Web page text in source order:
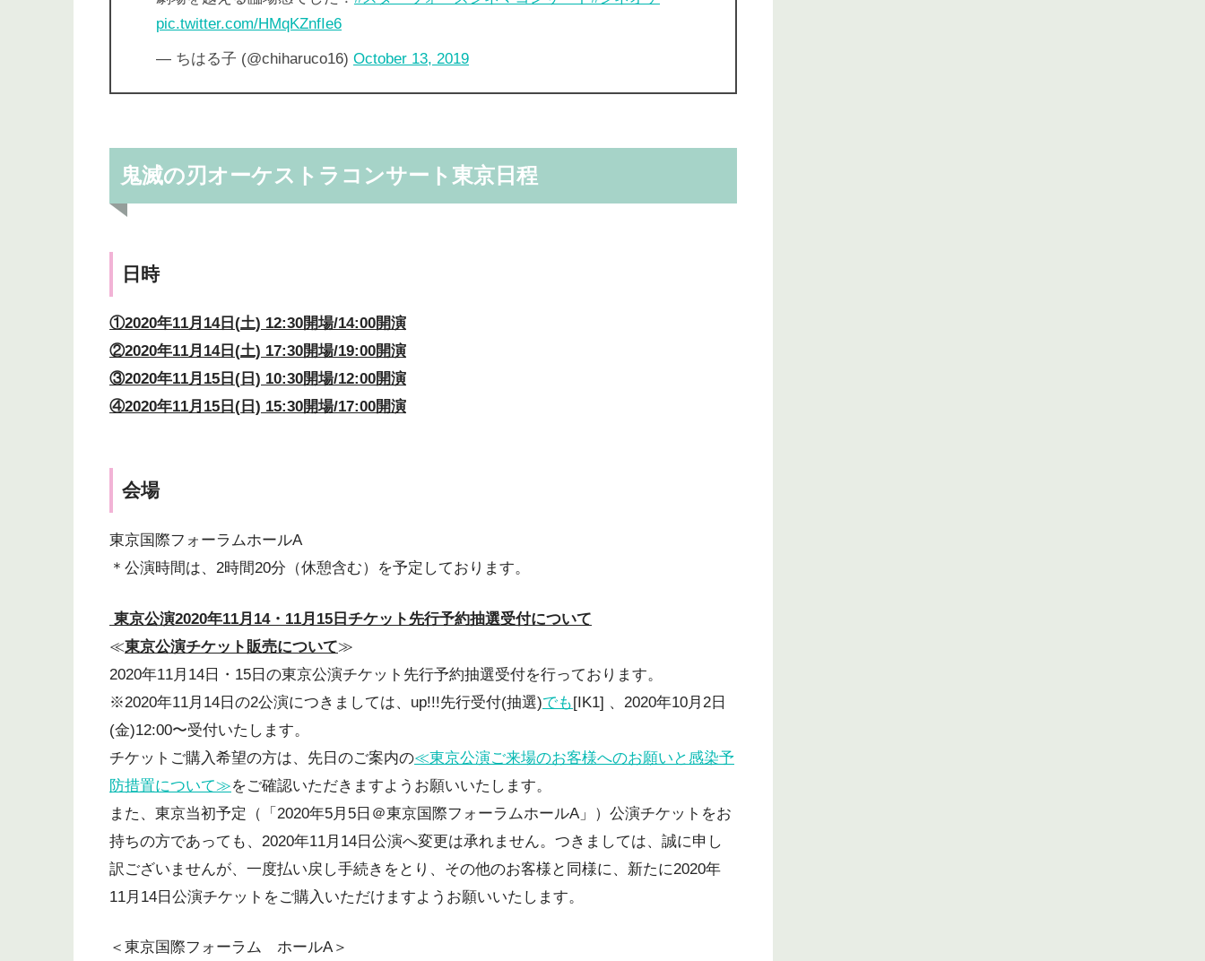
pic.twitter.com/HMqKZnfIe6
— ちはる子 (@chiharuco16) October 13, 2019
鬼滅の刃オーケストラコンサート東京日程
日時
①2020年11月14日(土) 12:30開場/14:00開演
②2020年11月14日(土) 17:30開場/19:00開演
③2020年11月15 日( 日) 10:30開場/12:00開演
④2020年11月15 日( 日) 15:30開場/17:00開演
会場
東京国際フォーラムホールA
＊公演時間は、2時間20分（休憩含む）を予定しております。
東京公演2020年11月14・11月15 日チケット先行予約抽選受付について
≪東京公演チケット販売について≫
2020年11月14日・15日の東京公演チケット先行予約抽選受付を行っております。
※2020年11月14日の2公演につきましては、up!!!先行受付(抽選)でも[IK1] 、2020年10月2日
(金)12:00〜受付いたします。
チケットご購入希望の方は、先日のご案内の≪東京公演ご来場のお客様へのお願いと感染予
防措置について≫をご確認いただきますようお願いいたします。
また、東京当初予定（「2020年5月5日＠東京国際フォーラムホールA」）公演チケットをお
持ちの方であっても、2020年11月14日公演へ変更は承れません。つきましては、誠に申し
訳ございませんが、一度払い戻し手続きをとり、その他のお客様と同様に、新たに2020年
11月14日公演チケットをご購入いただけますようお願いいたします。
＜東京国際フォーラム ホールA＞